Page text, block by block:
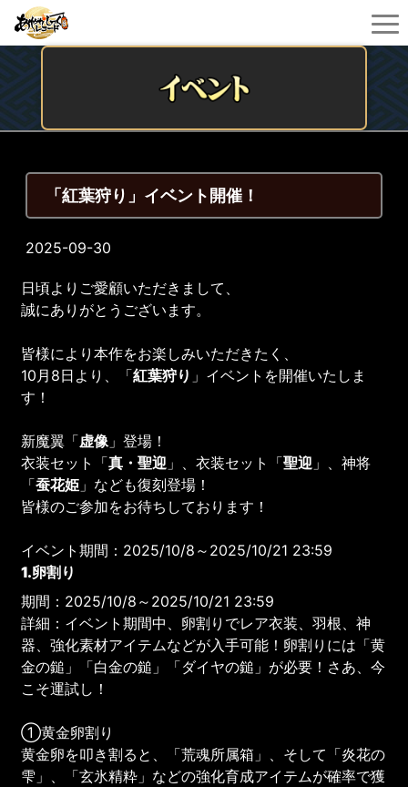
「紅葉狩り」イベント開催！
2025-09-30
日頃よりご愛顧いただきまして、
誠にありがとうございます。
皆様により本作をお楽しみいただきたく、
10月8日より、「紅葉狩り 」イベントを開催いたしま
す！
新魔翼「虚像 」登場！
衣装セット「真・聖迎 」、衣装セット「聖迎 」、神将
「蚕花姫 」なども復刻登場！
皆様のご参加をお待ちしております！
イベント期間：2025/10/8～2025/10/21 23:59
1.卵割り
期間：2025/10/8～2025/10/21 23:59
詳細：イベント期間中、卵割りでレア衣装、羽根、神
器、強化素材アイテムなどが入手可能！卵割りには「黄
金の鎚」「白金の鎚」「ダイヤの鎚」が必要！さあ、今
こそ運試し！
①黄金卵割り
黄金卵を叩き割ると、「荒魂所属箱」、そして「炎花の
雫」、「玄氷精粋」などの強化育成アイテムが確率で獲